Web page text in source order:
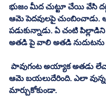
భుజం మీద చుట్టూ చేయి వేసి
ఆమె పెదవులపై చుంబించాడు.
పడుకున్నాడు. ఏ చంటి
అతడి పై వాలి అతడి నుదుటను
ఆమె బయలుదేరింది. ఎలా
మార్చుకోకుండా.